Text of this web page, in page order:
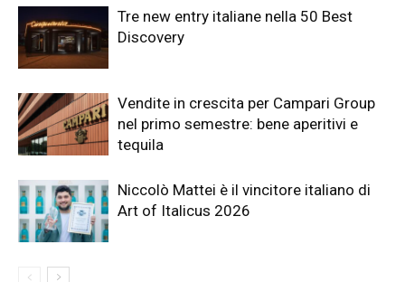
Tre new entry italiane nella 50 Best
Discovery
Vendite in crescita per Campari Group
nel primo semestre: bene aperitivi e
tequila
Niccolò Mattei è il vincitore italiano di
Art of Italicus 2026